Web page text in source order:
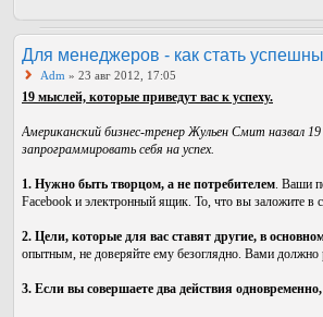
Для менеджеров - как стать
Adm » 23 авг 2012, 17:05
19 мыслей, которые приведут вас к успеху.
Американский бизнес-тренер Жульен Смит
запрограммировать себя на успех.
1. Нужно быть творцом, а не потребителем . Ваши
Facebook и электронный ящик. То, что вы заложите в
2. Цели, которые для вас ставят другие, в
опытным, не доверяйте ему безоглядно. Вами должно
3. Если вы совершаете два действия